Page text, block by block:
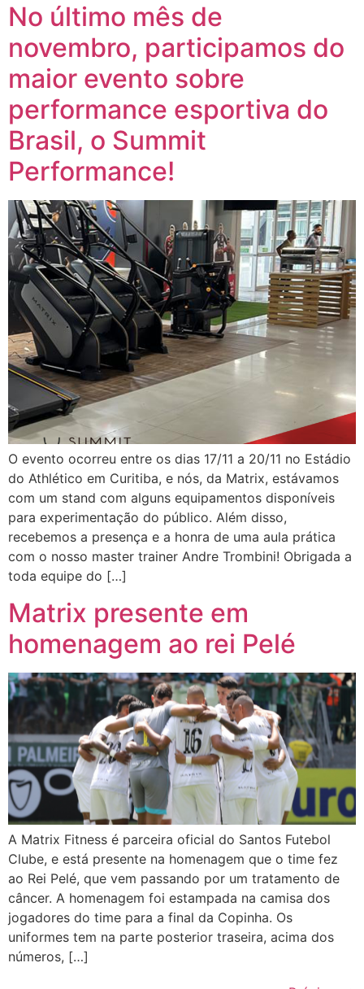
No último mês de
novembro, participamos do
maior evento sobre
performance esportiva do
Brasil, o Summit
Performance!
O evento ocorreu entre os dias 17/11 a 20/11 no Estádio
do Athlético em Curitiba, e nós, da Matrix, estávamos
com um stand com alguns equipamentos disponíveis
para experimentação do público. Além disso,
recebemos a presença e a honra de uma aula prática
com o nosso master trainer Andre Trombini! Obrigada a
toda equipe do […]
Matrix presente em
homenagem ao rei Pelé
A Matrix Fitness é parceira oficial do Santos Futebol
Clube, e está presente na homenagem que o time fez
ao Rei Pelé, que vem passando por um tratamento de
câncer. A homenagem foi estampada na camisa dos
jogadores do time para a final da Copinha. Os
uniformes tem na parte posterior traseira, acima dos
números, […]